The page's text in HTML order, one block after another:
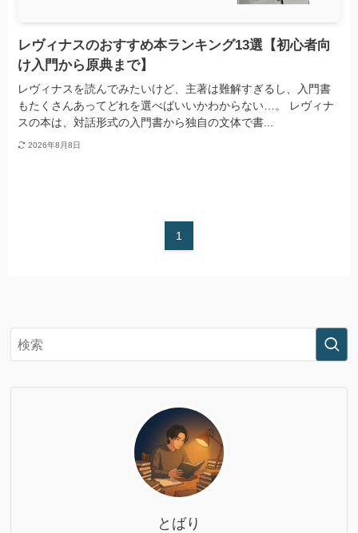
レヴィナスのおすすめ本ランキング13選【初心者向
け入門から原典まで】
レヴィナスを読んでみたいけど、主著は難解すぎるし、入門書
もたくさんあってどれを選べばいいかわからない…。 レヴィナ
スの本は、対話形式の入門書から独自の文体で書...
2026年8月8日
1
とばり